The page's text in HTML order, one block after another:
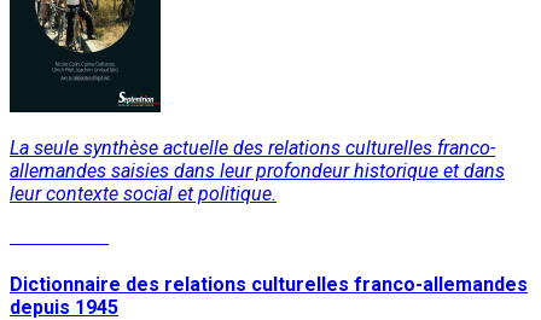
La seule synthèse actuelle des relations culturelles franco-
allemandes saisies dans leur profondeur historique et dans
leur contexte social et politique.
Dictionnaire des relations culturelles franco-allemandes
depuis 1945